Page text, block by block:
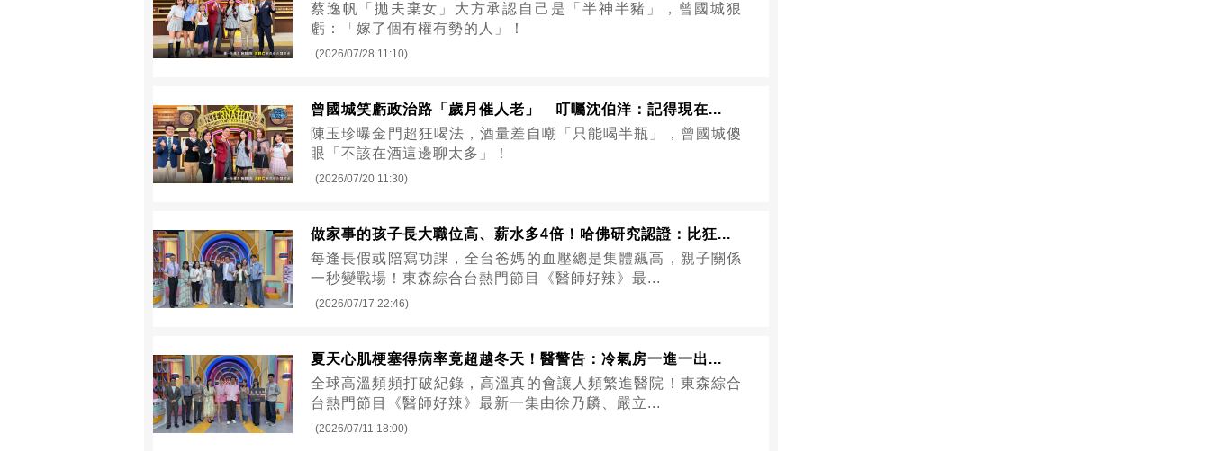
蔡逸帆「拋夫棄女」大方承認自己是「半神半豬」，曾國城狠
虧：「嫁了個有權有勢的人」！
(2026/07/28 11:10)
曾國城笑虧政治路「歲月催人老」 叮囑沈伯洋：記得現在...
陳玉珍曝金門超狂喝法，酒量差自嘲「只能喝半瓶」，曾國城傻
眼「不該在酒這邊聊太多」！
(2026/07/20 11:30)
做家事的孩子長大職位高、薪水多4倍！哈佛研究認證：比狂...
每逢長假或陪寫功課，全台爸媽的血壓總是集體飆高，親子關係
一秒變戰場！東森綜合台熱門節目《醫師好辣》最...
(2026/07/17 22:46)
夏天心肌梗塞得病率竟超越冬天！醫警告：冷氣房一進一出...
全球高溫頻頻打破紀錄，高溫真的會讓人頻繁進醫院！東森綜合
台熱門節目《醫師好辣》最新一集由徐乃麟、嚴立...
(2026/07/11 18:00)